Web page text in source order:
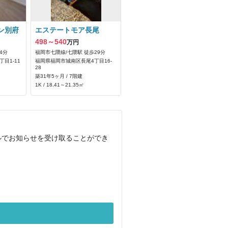
別府
分
目1-11
エステートモア長尾
498～540万円
福岡市七隈線/七隈駅 徒歩29分
福岡県福岡市城南区長尾4丁目16-
28
築31年5ヶ月 / 7階建
1K / 18.41～21.35㎡
お知らせを受け取ることができ